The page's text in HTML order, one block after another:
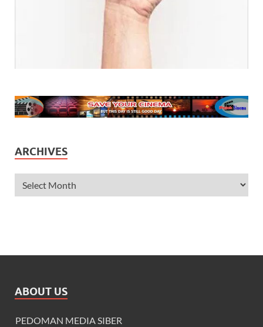
ARCHIVES
ABOUT US
PEDOMAN MEDIA SIBER